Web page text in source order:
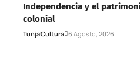
Independencia y el
colonial
TunjaCultura 6 Agosto, 2026